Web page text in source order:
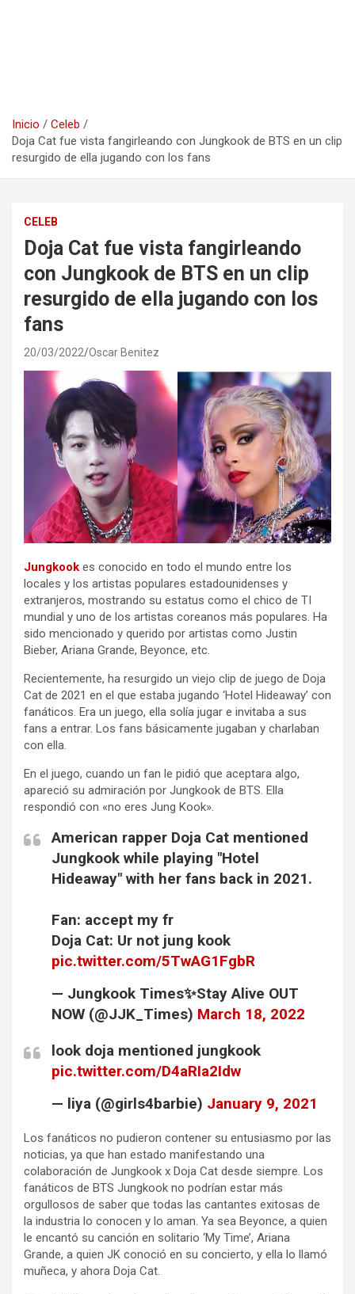
Inicio
Celeb
Doja Cat fue vista fangirleando con Jungkook de BTS en un clip
resurgido de ella jugando con los fans
CELEB
Doja Cat fue vista fangirleando
con Jungkook de BTS en un clip
resurgido de ella jugando con los
fans
20/03/2022 Oscar Benitez
Jungkook es conocido en todo el mundo entre los
locales y los artistas populares estadounidenses y
extranjeros, mostrando su estatus como el chico de TI
mundial y uno de los artistas coreanos más populares. Ha
sido mencionado y querido por artistas como Justin
Bieber, Ariana Grande, Beyonce, etc.
Recientemente, ha resurgido un viejo clip de juego de Doja
Cat de 2021 en el que estaba jugando ‘Hotel Hideaway’ con
fanáticos. Era un juego, ella solía jugar e invitaba a sus
fans a entrar. Los fans básicamente jugaban y charlaban
con ella.
En el juego, cuando un fan le pidió que aceptara algo,
apareció su admiración por Jungkook de BTS. Ella
respondió con «no eres Jung Kook».
American rapper Doja Cat mentioned
Jungkook while playing "Hotel
Hideaway" with her fans back in 2021.
Fan: accept my fr
Doja Cat: Ur not jung kook
pic.twitter.com/5TwAG1FgbR
— Jungkook Times✨Stay Alive OUT
NOW (@JJK_Times) March 18, 2022
look doja mentioned jungkook
pic.twitter.com/D4aRIa2Idw
— liya (@girls4barbie) January 9, 2021
Los fanáticos no pudieron contener su entusiasmo por las
noticias, ya que han estado manifestando una
colaboración de Jungkook x Doja Cat desde siempre. Los
fanáticos de BTS Jungkook no podrían estar más
orgullosos de saber que todas las cantantes exitosas de
la industria lo conocen y lo aman. Ya sea Beyonce, a quien
le encantó su canción en solitario ‘My Time’, Ariana
Grande, a quien JK conoció en su concierto, y ella lo llamó
muñeca, y ahora Doja Cat.